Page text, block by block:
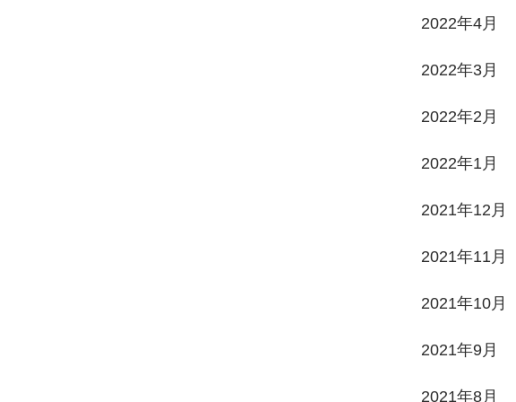
2022年4月
2022年3月
2022年2月
2022年1月
2021年12月
2021年11月
2021年10月
2021年9月
2021年8月